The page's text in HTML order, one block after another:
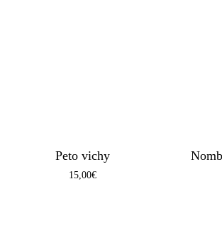
Peto vichy
15,00€